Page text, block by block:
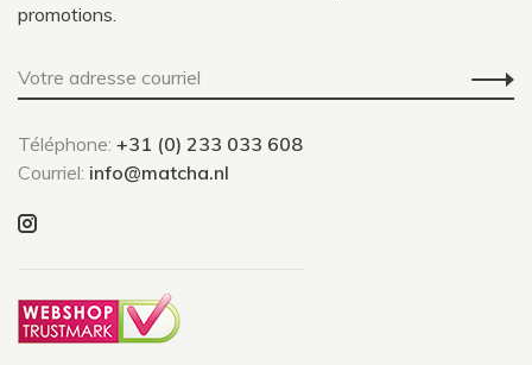
promotions.
Téléphone: +31 (0) 233 033 608
Courriel: info@matcha.nl